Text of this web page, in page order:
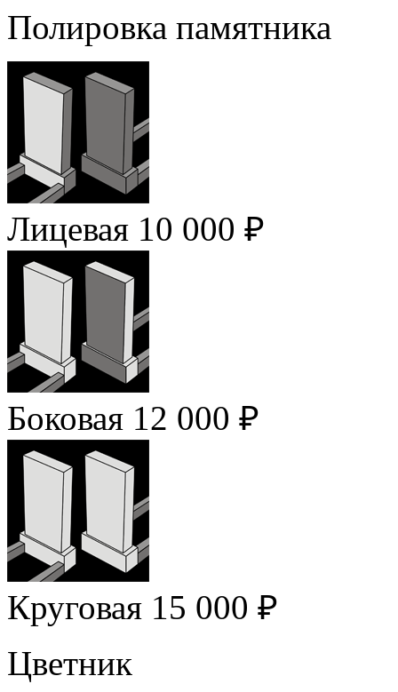
Полировка памятника
Лицевая 10 000 ₽
Боковая 12 000 ₽
Круговая 15 000 ₽
Цветник